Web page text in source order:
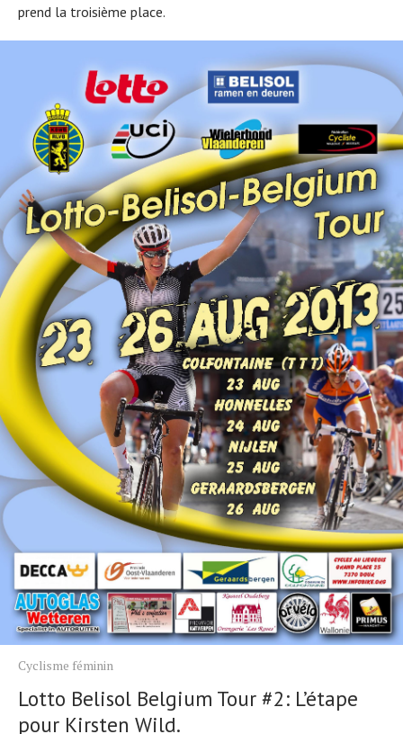
prend la troisième place.
Cyclisme féminin
Lotto Belisol Belgium Tour #2: L’étape
pour Kirsten Wild.
Actualités
Technologies
Tests de produits
Conseils
Tendances
Tous nos articles
À propos